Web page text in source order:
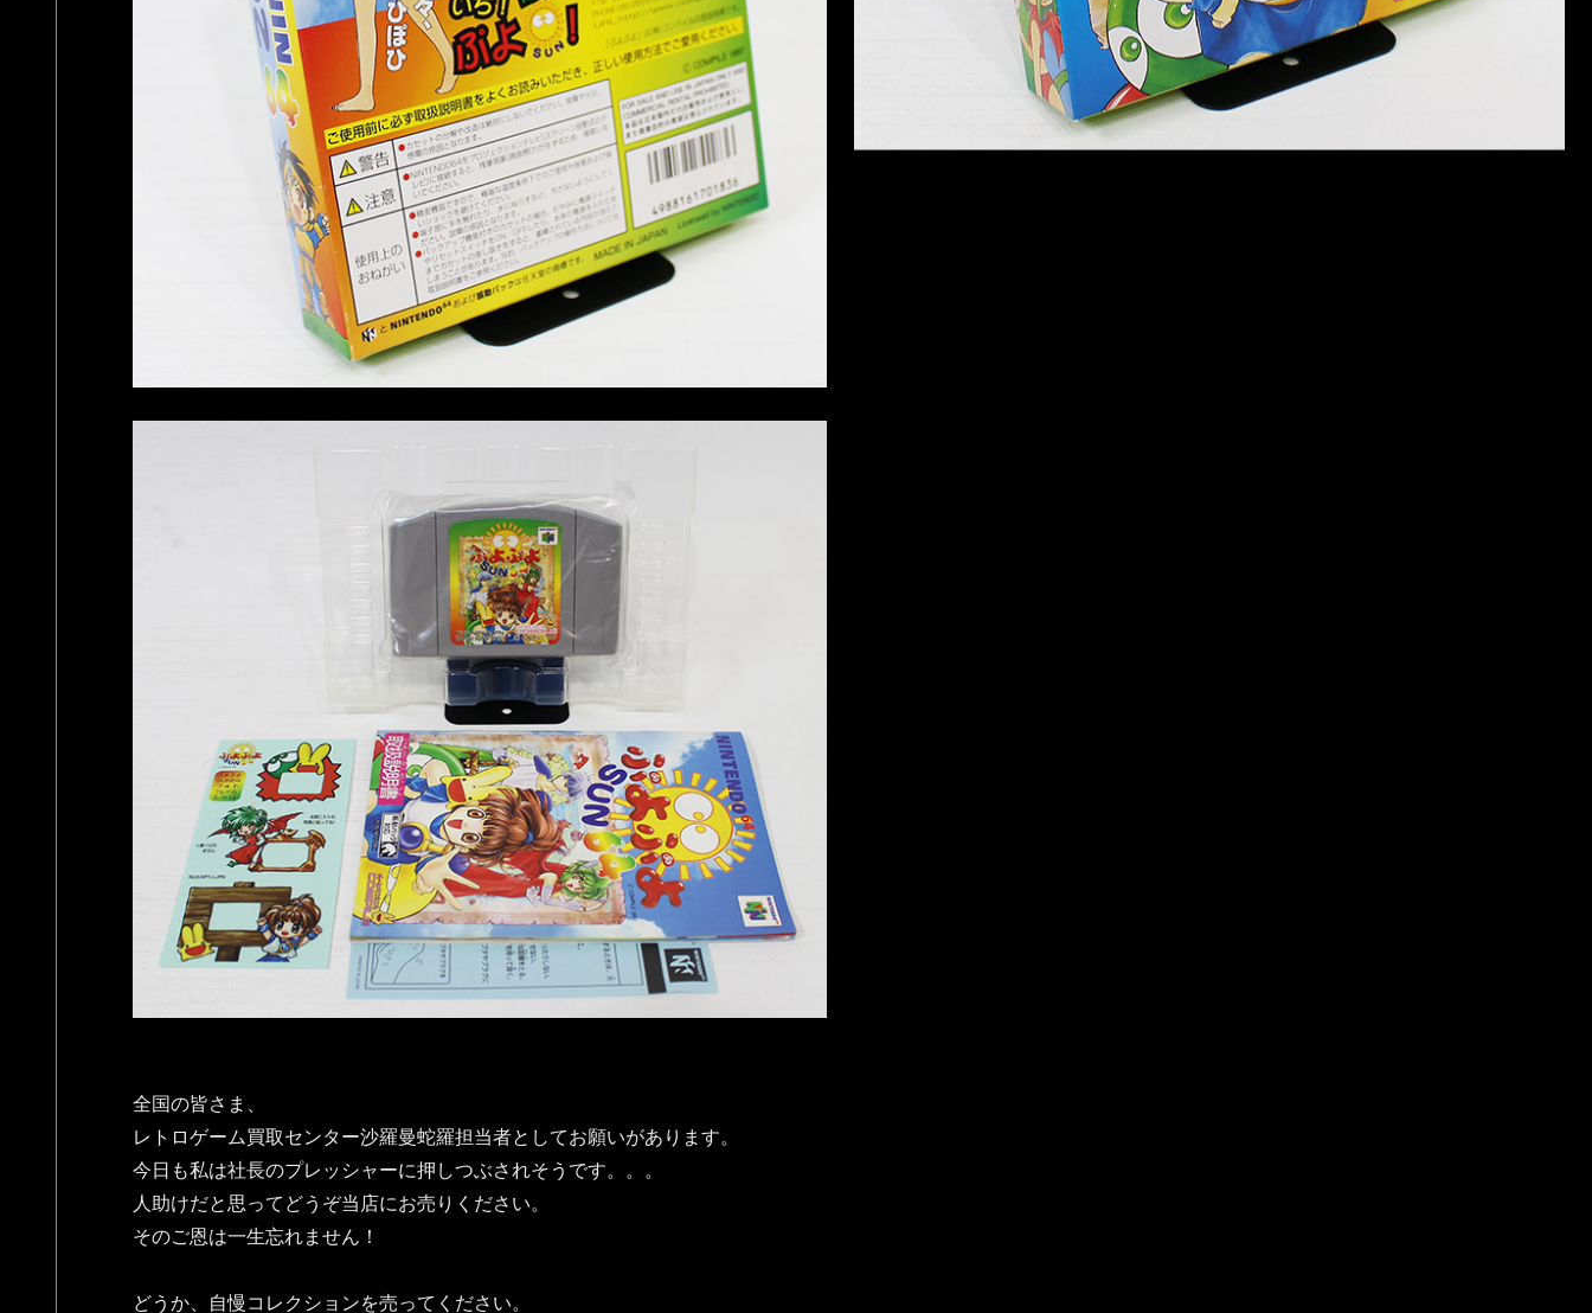
全国の皆さま、
レトロゲーム買取センター沙羅曼蛇羅担当者としてお願いがあります。
今日も私は社長のプレッシャーに押しつぶされそうです。。。
人助けだと思ってどうぞ当店にお売りください。
そのご恩は一生忘れません！
どうか、自慢コレクションを売ってください。